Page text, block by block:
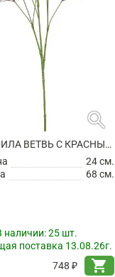
search
ГИПСОФИЛА ВЕТВЬ С КРАСНЫМИ ЦВЕТАМИ ИСКУССТВЕННАЯ
24 см.
68 см.
наличии:25 шт.
поставка 13.08.26г.
748 ₽
shopping_cart